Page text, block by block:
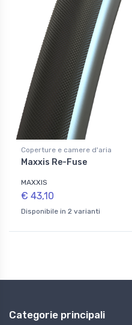
Coperture e camere d'aria
Maxxis Re-Fuse
MAXXIS
€ 43,10
Disponibile in 2 varianti
Categorie principali